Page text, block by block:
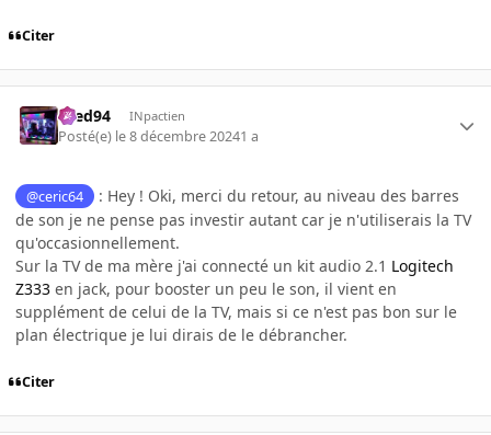
Citer
bred94 INpactien
Posté(e) le 8 décembre 20241 a
@ceric64
: Hey ! Oki, merci du retour, au niveau des barres
de son je ne pense pas investir autant car je n'utiliserais la TV
qu'occasionnellement.
Sur la TV de ma mère j'ai connecté un kit audio 2.1 Logitech
Z333 en jack, pour booster un peu le son, il vient en
supplément de celui de la TV, mais si ce n'est pas bon sur le
plan électrique je lui dirais de le débrancher.
Citer